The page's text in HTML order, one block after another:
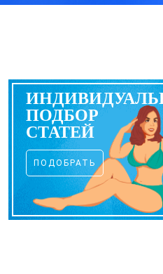
ПОДБОР
СТАТЕЙ
ПОДОБРАТЬ